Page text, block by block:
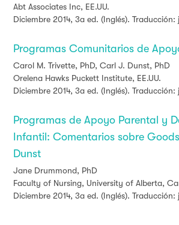
Abt Associates Inc, EE.UU.
Diciembre 2014, 3a ed. (Inglés). Traducción:
Programas Comunitarios de
Carol M. Trivette, PhD, Carl J. Dunst, PhD
Orelena Hawks Puckett Institute, EE.UU.
Diciembre 2014, 3a ed. (Inglés). Traducción:
Programas de Apoyo Parental y
Infantil: Comentarios sobre
Dunst
Jane Drummond, PhD
Faculty of Nursing, University of Alberta,
Diciembre 2014, 3a ed. (Inglés). Traducción: